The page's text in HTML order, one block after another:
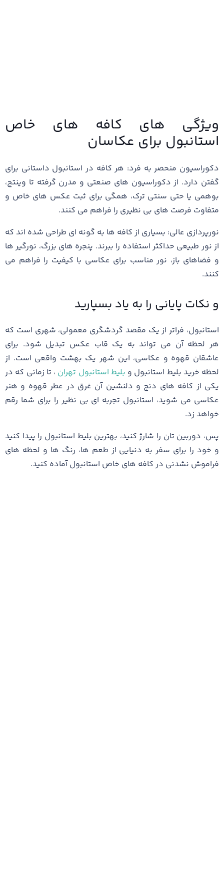
ویژگی‌ های کافه‌ های خاص
استانبول برای عکاسان
دکوراسیون منحصر به فرد: هر کافه در استانبول داستانی برای
گفتن دارد. از دکوراسیون ‌های صنعتی و مدرن گرفته تا وینتج،
بوهمی یا حتی سنتی ترک، همگی برای ثبت عکس‌ های خاص و
متفاوت فرصت ‌های بی ‌نظیری را فراهم می ‌کنند.
نورپردازی عالی: بسیاری از کافه ‌ها به گونه ‌ای طراحی شده ‌اند که
از نور طبیعی حداکثر استفاده را ببرند. پنجره‌ های بزرگ، نورگیر ها
و فضاهای باز، نور مناسب برای عکاسی با کیفیت را فراهم می
‌کنند.
و نکات پایانی را به یاد بسپارید
استانبول، فراتر از یک مقصد گردشگری معمولی، شهری است که
هر لحظه آن می ‌تواند به یک قاب عکس تبدیل شود. برای
عاشقان قهوه و عکاسی، این شهر یک بهشت واقعی است. از
لحظه خرید بلیط استانبول و بلیط استانبول تهران ، تا زمانی که در
یکی از کافه‌ های دنج و دلنشین آن غرق در عطر قهوه و هنر
عکاسی می‌ شوید، استانبول تجربه ‌ای بی ‌نظیر را برای شما رقم
خواهد زد.
پس، دوربین تان را شارژ کنید، بهترین بلیط استانبول را پیدا کنید
و خود را برای سفر به دنیایی از طعم‌ ها، رنگ ‌ها و لحظه های
فراموش ‌نشدنی در کافه ‌های خاص استانبول آماده کنید.